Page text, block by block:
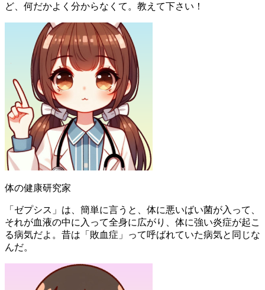
ど、何だかよく分からなくて。教えて下さい！
体の健康研究家
「ゼプシス」は、簡単に言うと、体に悪いばい菌が入って、
それが血液の中に入って全身に広がり、体に強い炎症が起こ
る病気だよ。昔は「敗血症」って呼ばれていた病気と同じな
んだ。